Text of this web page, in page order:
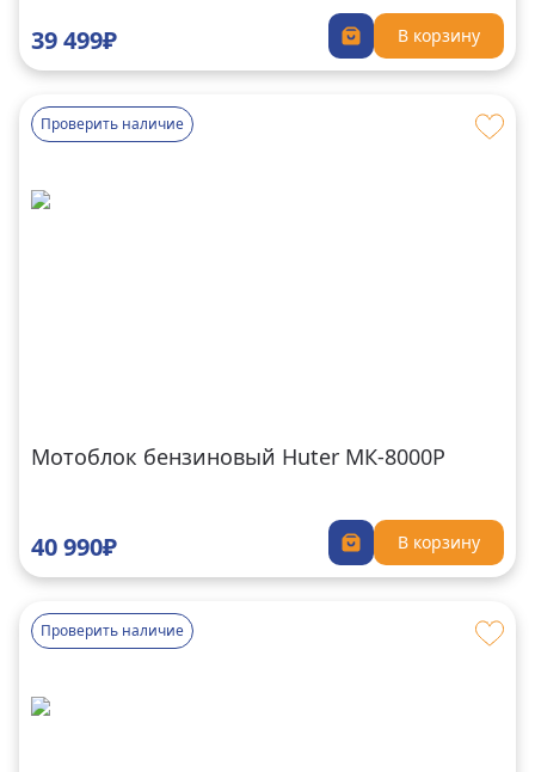
39 499₽ В корзину
Проверить наличие
Мотоблок бензиновый Huter MК-8000P
40 990₽ В корзину
Проверить наличие